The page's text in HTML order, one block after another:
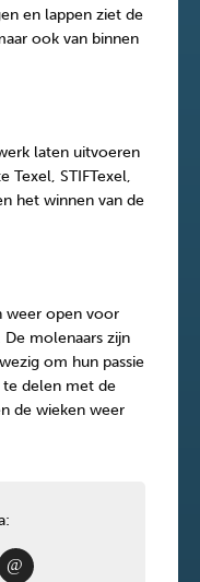
en lappen ziet de
ook van binnen
laten uitvoeren
Texel, STIFTexel,
het winnen van de
weer open voor
De molenaars zijn
om hun passie
delen met de
de wieken weer